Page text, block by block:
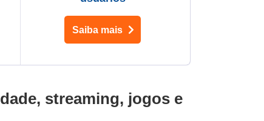
Saiba mais
streaming, jogos e